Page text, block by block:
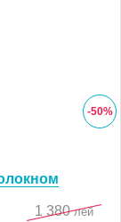
-50%
1 380 лей